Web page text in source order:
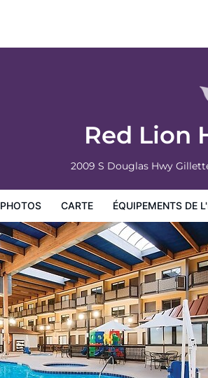
Red Lion
2009 S Douglas Hwy
PHOTOS CARTE ÉQUIPEMENTS DE